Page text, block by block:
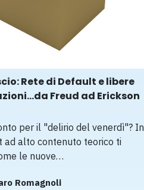
Romagnoli
Rete di Default e libere
Freud ad Erickson
per il "delirio del venerdì"? In
ad alto contenuto teorico ti
le nuove…